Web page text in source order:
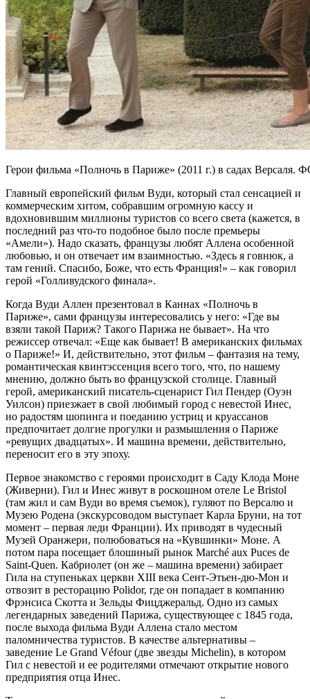
Герои фильма «Полночь в Париже» (2011 г.) в садах
Главный европейский фильм Вуди, который стал сенсацией и
коммерческим хитом, собравшим огромную кассу и
вдохновившим миллионы туристов со всего света (кажется, в
последний раз что-то подобное было после премьеры
«Амели»). Надо сказать, французы любят Аллена особенной
любовью, и он отвечает им взаимностью. «Здесь я говнюк, а
там гений. Спасибо, Боже, что есть Франция!» – как говорил
герой «Голливудского финала».
Когда Вуди Аллен презентовал в Каннах «Полночь в
Париже», сами французы интересовались у него: «Где вы
взяли такой Париж? Такого Парижа не бывает». На что
режиссер отвечал: «Еще как бывает! В американских фильмах
о Париже!» И, действительно, этот фильм – фантазия на тему,
романтическая квинтэссенция всего того, что, по нашему
мнению, должно быть во французской столице. Главный
герой, американский писатель-сценарист Гил Пендер (Оуэн
Уилсон) приезжает в свой любимый город с невестой Инес,
но радостям шопинга и поеданию устриц и круассанов
предпочитает долгие прогулки и размышления о Париже
«ревущих двадцатых». И машина времени, действительно,
переносит его в эту эпоху.
Первое знакомство с героями происходит в Саду Клода Моне
(Живерни). Гил и Инес живут в роскошном отеле Le Bristol
(там жил и сам Вуди во время съемок), гуляют по Версалю и
Музею Родена (экскурсоводом выступает Карла Бруни, на тот
момент – первая леди Франции). Их приводят в чудесный
Музей Оранжери, полюбоваться на «Кувшинки» Моне. А
потом пара посещает блошиный рынок Marché aux Puces de
Saint-Quen. Кабриолет (он же – машина времени) забирает
Гила на ступеньках церкви XIII века Сент-Этьен-дю-Мон и
отвозит в ресторацию Polidor, где он попадает в компанию
Фрэнсиса Скотта и Зельды Фицджеральд. Одно из самых
легендарных заведений Парижа, существующее с 1845 года,
после выхода фильма Вуди Аллена стало местом
паломничества туристов. В качестве альтернативы –
заведение Le Grand Véfour (две звезды Michelin), в котором
Гил с невестой и ее родителями отмечают открытие нового
предприятия отца Инес.